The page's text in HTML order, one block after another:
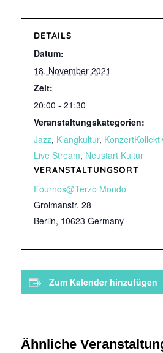
DETAILS
Datum:
18. November 2021
Zeit:
20:00 - 21:30
Veranstaltungskategorien:
Jazz, Klangkultur,
Live Stream, Neustart Kultur
VERANSTALTUNGSORT
Fournos@Terzo Mondo
Grolmanstr. 28
Berlin, 10623 Germany
Zum Kalender hinzufügen
Ähnliche